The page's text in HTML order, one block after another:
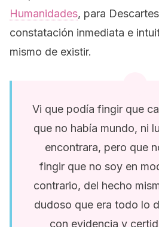
Humanidades, para
constatación inmediata e
mismo de existir.
Vi que podía fingir que
que no había mundo, ni
encontrara, pero que
fingir que no soy en
contrario, del hecho
dudoso que era todo lo
con evidencia y